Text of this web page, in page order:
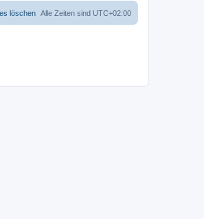
Alle Zeiten sind UTC+02:00
löschen